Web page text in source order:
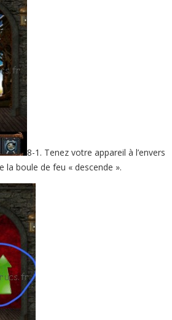
8-1. Tenez votre appareil à l’envers
la boule de feu « descende ».